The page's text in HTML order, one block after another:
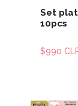
Set
10pcs
$990